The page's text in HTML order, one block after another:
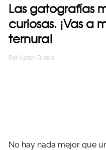
Las gatografías
curiosas. ¡Vas a
ternura!
Por Karen Rivera
No hay nada mejor que